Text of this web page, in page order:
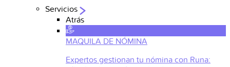
Servicios
Atrás
MAQUILA DE NÓMINA
Expertos gestionan tu nómina con Runa: